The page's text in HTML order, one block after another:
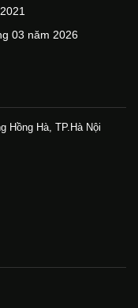
03 năm 2026
Hồng Hà, TP.Hà Nội